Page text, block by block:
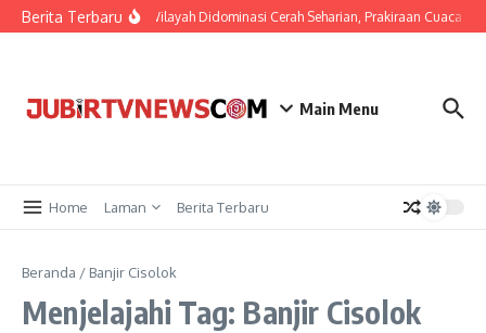
Berita TerbaruDi Sejumlah Wilayah Didominasi Cerah Seharian, Prakiraan Cuaca
Main Menu
Home Laman Berita Terbaru
Beranda / Banjir Cisolok
Menjelajahi Tag: Banjir Cisolok